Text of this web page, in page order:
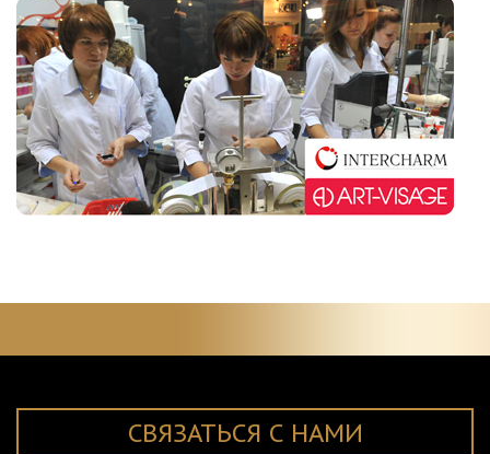
СВЯЗАТЬСЯ С НАМИ